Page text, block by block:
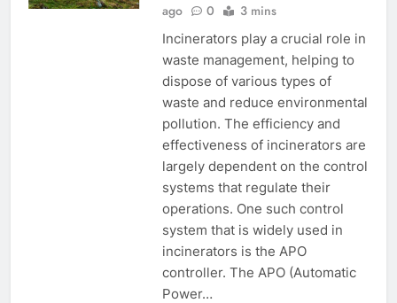
ago
0 3 mins
Incinerators play a crucial role in
waste management, helping to
dispose of various types of
waste and reduce environmental
pollution. The efficiency and
effectiveness of incinerators are
largely dependent on the control
systems that regulate their
operations. One such control
system that is widely used in
incinerators is the APO
controller. The APO (Automatic
Power…